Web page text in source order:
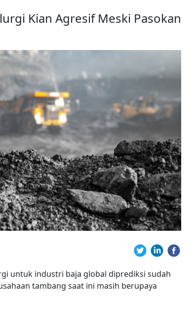
Kian Agresif Meski Pasokan
untuk industri baja global diprediksi sudah
tambang saat ini masih berupaya